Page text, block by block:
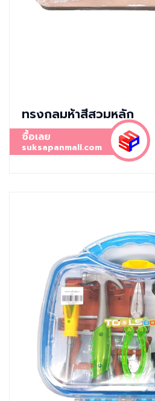
ทรงกลมห้าสีสวมหลัก
ซื้อเลย
suksapanmall.com